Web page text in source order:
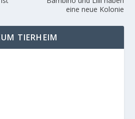
eine neue Kolonie
TIERHEIM